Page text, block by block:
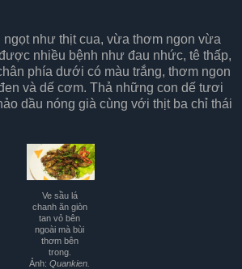
ngọt như thịt cua, vừa thơm ngon vừa
nhiều bệnh như đau nhức, tê thấp,
phía dưới có màu trắng, thơm ngon
và dế cơm. Thả những con dế tươi
dầu nóng già cùng với thịt ba chỉ thái
Ve sầu lá
chanh ăn giòn
tan vỏ bên
ngoài mà bùi
thơm bên
trong.
Ảnh: Quankien.